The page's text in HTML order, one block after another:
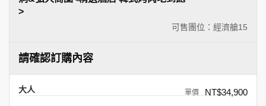
可售團位：經濟艙15
>
請確認訂購內容
大人 NT$34,900